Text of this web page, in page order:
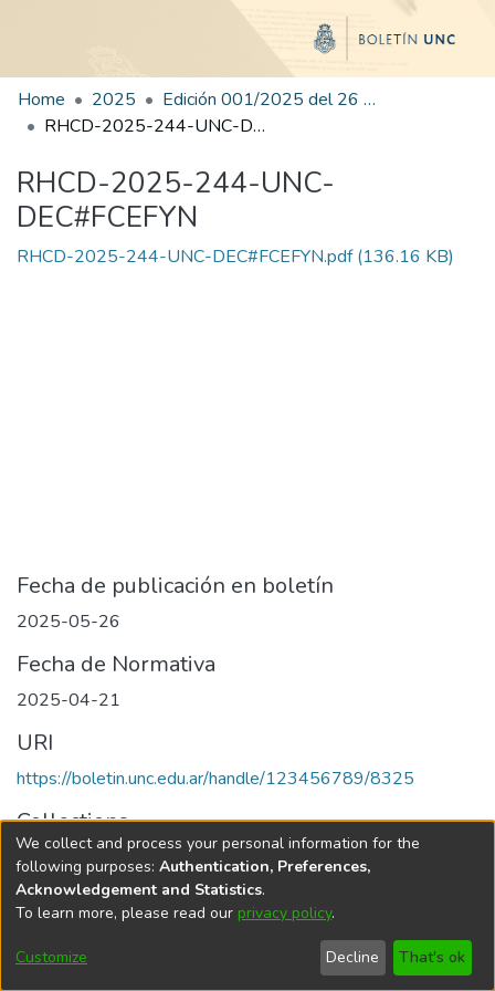
Home 2025
Edición 001/2025 del 26 de mayo de 2025
RHCD-2025-244-UNC-DEC#FCEFYN
RHCD-2025-244-UNC-
DEC#FCEFYN
RHCD-2025-244-UNC-DEC#FCEFYN.pdf(136.16 KB)
Fecha de publicación en boletín
2025-05-26
Fecha de Normativa
2025-04-21
URI
https://boletin.unc.edu.ar/handle/123456789/8325
Collections
Edición 001/2025 del 26 de mayo de 2025
Universidad Nacional de Córdoba
We collect and process your personal information for the
following purposes: Authentication, Preferences,
Acknowledgement and Statistics.
To learn more, please read our privacy policy.
Customize Decline That's ok